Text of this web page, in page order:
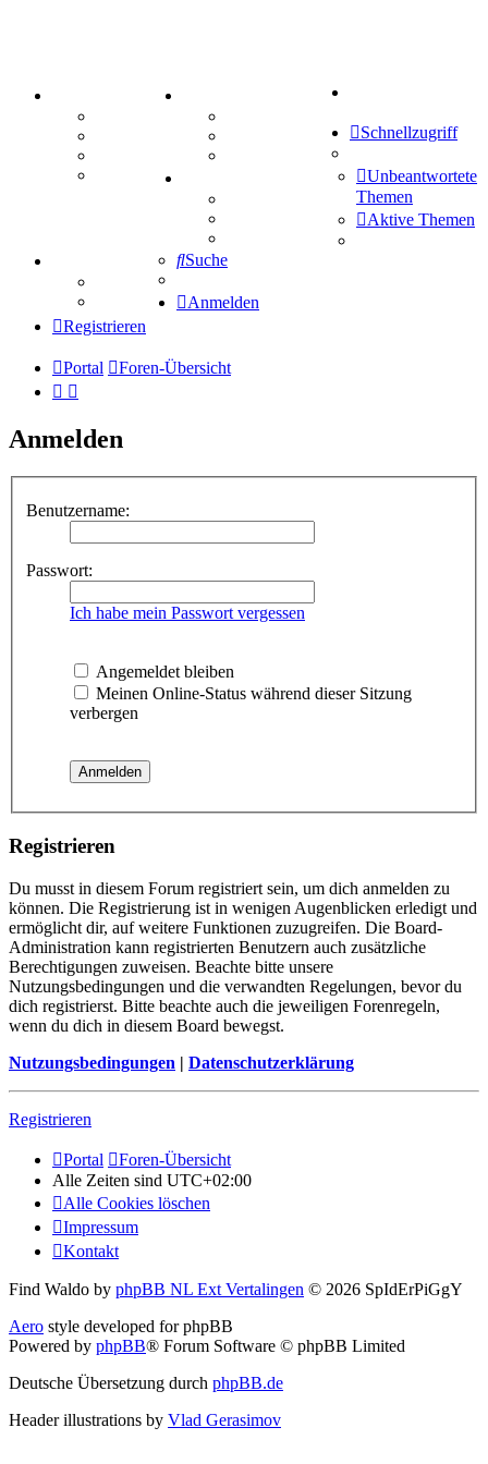
Mastodon
Treffenübersicht
Zitatesammlung
Schiffe versenken
Tipprunde
Comunio
Schnellzugriff
Unbeantwortete
Themen
Aktive Themen
Suche
Anmelden
Registrieren
Portal Foren-Übersicht
Anmelden
Benutzername:
Passwort:
Ich habe mein Passwort vergessen
Angemeldet bleiben
Meinen Online-Status während dieser Sitzung
verbergen
Registrieren
Du musst in diesem Forum registriert sein, um dich anmelden zu
können. Die Registrierung ist in wenigen Augenblicken erledigt und
ermöglicht dir, auf weitere Funktionen zuzugreifen. Die Board-
Administration kann registrierten Benutzern auch zusätzliche
Berechtigungen zuweisen. Beachte bitte unsere
Nutzungsbedingungen und die verwandten Regelungen, bevor du
dich registrierst. Bitte beachte auch die jeweiligen Forenregeln,
wenn du dich in diesem Board bewegst.
Nutzungsbedingungen | Datenschutzerklärung
Registrieren
Portal
Foren-Übersicht
Alle Zeiten sind UTC+02:00
Alle Cookies löschen
Impressum
Kontakt
Find Waldo by phpBB NL Ext Vertalingen © 2026 SpIdErPiGgY
Aero style developed for phpBB
Powered by phpBB® Forum Software © phpBB Limited
Deutsche Übersetzung durch phpBB.de
Header illustrations by Vlad Gerasimov